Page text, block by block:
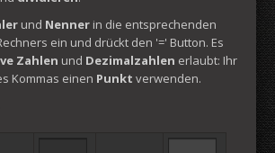
und Nenner in die entsprechenden
ein und drückt den '=' Button. Es
Zahlen und Dezimalzahlen erlaubt: Ihr
Kommas einen Punkt verwenden.